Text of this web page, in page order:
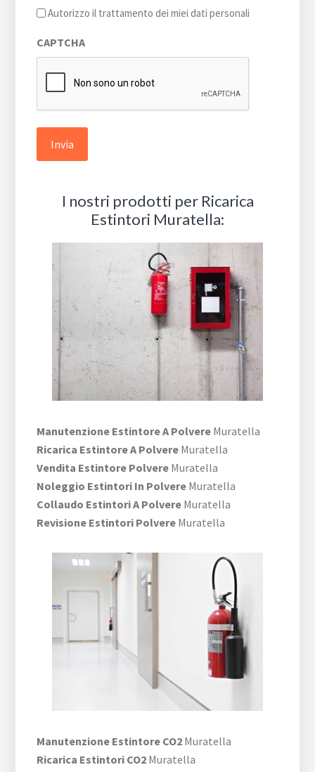
l'informativa
privacy
Autorizzo il trattamento dei miei dati personali
CAPTCHA
I nostri prodotti per Ricarica
Estintori Muratella:
Manutenzione Estintore A Polvere Muratella
Ricarica Estintore A Polvere Muratella
Vendita Estintore Polvere Muratella
Noleggio Estintori In Polvere Muratella
Collaudo Estintori A Polvere Muratella
Revisione Estintori Polvere Muratella
Manutenzione Estintore CO2 Muratella
Ricarica Estintori CO2 Muratella